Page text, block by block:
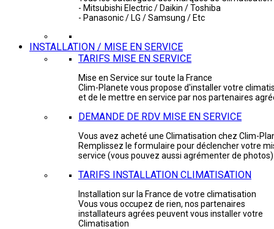
- Mitsubishi Electric / Daikin / Toshiba
- Panasonic / LG / Samsung / Etc
INSTALLATION / MISE EN SERVICE
TARIFS MISE EN SERVICE
Mise en Service sur toute la France
Clim-Planete vous propose d'installer votre
et de le mettre en service par nos partenaires
DEMANDE DE RDV MISE EN SERVICE
Vous avez acheté une Climatisation chez Clim-
Remplissez le formulaire pour déclencher votre
service (vous pouvez aussi agrémenter de photos)
TARIFS INSTALLATION CLIMATISATION
Installation sur la France de votre climatisation
Vous vous occupez de rien, nos partenaires
installateurs agrées peuvent vous installer votre
Climatisation